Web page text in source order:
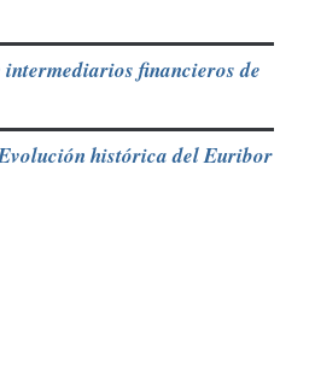
intermediarios financieros de
histórica del Euribor